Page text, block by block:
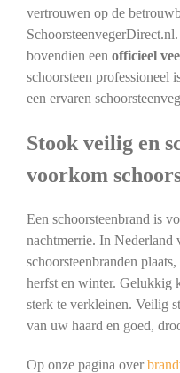
vertrouwen op de
bovendien een officieel
schoorsteen professioneel
een ervaren
Stook veilig en
voorkom
Een schoorsteenbrand is
nachtmerrie. In Nederland
schoorsteenbranden
herfst en winter. Gelukkig
sterk te verkleinen. Veilig
van uw haard en goed,
Op onze pagina over